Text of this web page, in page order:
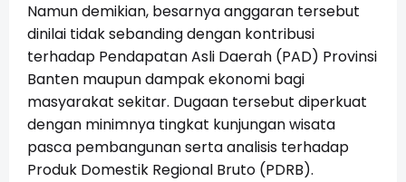
Namun demikian, besarnya anggaran tersebut
dinilai tidak sebanding dengan kontribusi
terhadap Pendapatan Asli Daerah (PAD) Provinsi
Banten maupun dampak ekonomi bagi
masyarakat sekitar. Dugaan tersebut diperkuat
dengan minimnya tingkat kunjungan wisata
pasca pembangunan serta analisis terhadap
Produk Domestik Regional Bruto (PDRB).